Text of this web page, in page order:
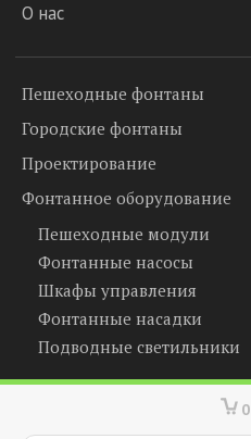
О нас
Пешеходные фонтаны
Городские фонтаны
Проектирование
Фонтанное оборудование
Пешеходные модули
Фонтанные насосы
Шкафы управления
Фонтанные насадки
Подводные светильники
0